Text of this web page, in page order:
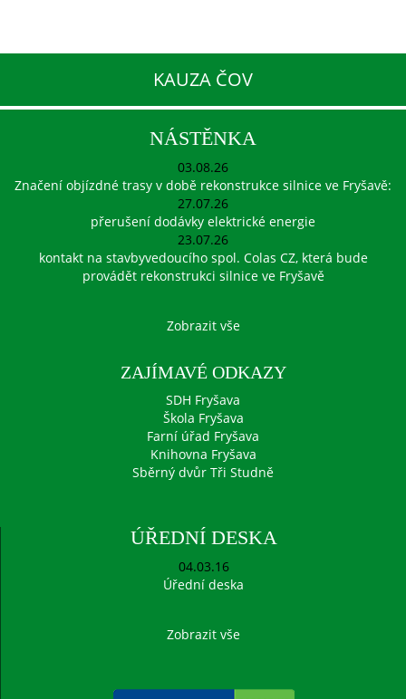
KAUZA ČOV
NÁSTĚNKA
03.08.26
Značení objízdné trasy v době rekonstrukce silnice ve Fryšavě:
27.07.26
přerušení dodávky elektrické energie
23.07.26
kontakt na stavbyvedoucího spol. Colas CZ, která bude
provádět rekonstrukci silnice ve Fryšavě
Zobrazit vše
ZAJÍMAVÉ ODKAZY
SDH Fryšava
Škola Fryšava
Farní úřad Fryšava
Knihovna Fryšava
Sběrný dvůr Tři Studně
ÚŘEDNÍ DESKA
04.03.16
Úřední deska
Zobrazit vše